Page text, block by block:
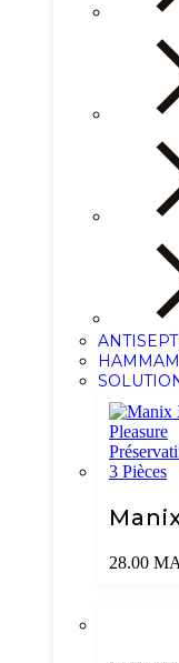
28.00